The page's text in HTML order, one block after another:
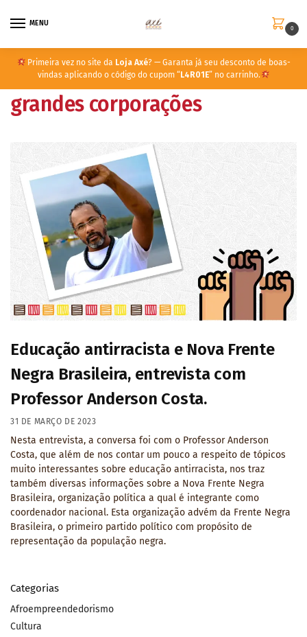
MENU
0
Primeira vez no site da Loja Axé? — Garanta já seu desconto de boas-
vindas aplicando o código do cupom “ L4R01E” no carrinho.
grandes corporações
Educação antirracista e Nova Frente
Negra Brasileira, entrevista com
Professor Anderson Costa.
31 DE MARÇO DE 2023
Nesta entrevista, a conversa foi com o Professor Anderson
Costa, que além de nos contar um pouco a respeito de tópicos
muito interessantes sobre educação antirracista, nos traz
também diversas informações sobre a Nova Frente Negra
Brasileira, organização política a qual é integrante como
coordenador nacional. Esta organização advém da Frente Negra
Brasileira, o primeiro partido político com propósito de
representação da população negra.
Categorias
Afroempreendedorismo
Cultura